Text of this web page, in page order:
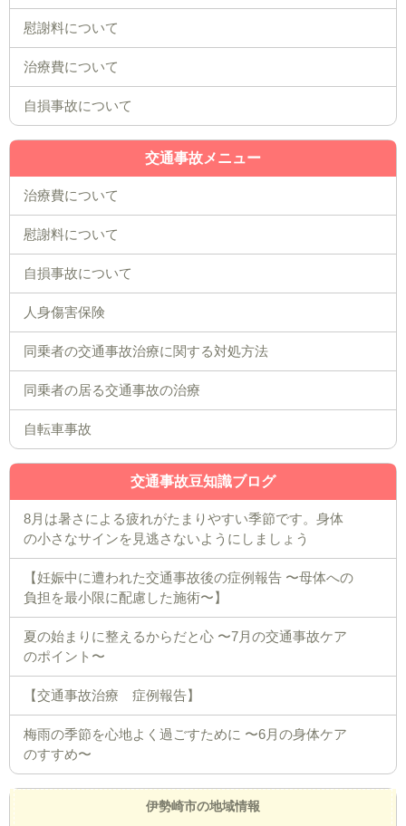
慰謝料について
治療費について
自損事故について
交通事故メニュー
治療費について
慰謝料について
自損事故について
人身傷害保険
同乗者の交通事故治療に関する対処方法
同乗者の居る交通事故の治療
自転車事故
交通事故豆知識ブログ
8月は暑さによる疲れがたまりやすい季節です。身体
の小さなサインを見逃さないようにしましょう
【妊娠中に遭われた交通事故後の症例報告 〜母体への
負担を最小限に配慮した施術〜】
夏の始まりに整えるからだと心 〜7月の交通事故ケア
のポイント〜
【交通事故治療 症例報告】
梅雨の季節を心地よく過ごすために 〜6月の身体ケア
のすすめ〜
伊勢崎市の地域情報